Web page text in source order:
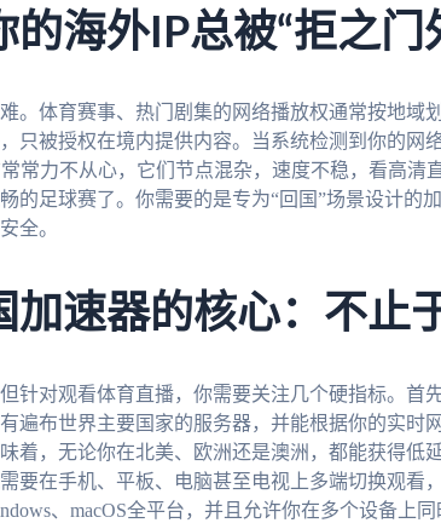
的海外IP总被“拒之门
。体育赛事、热门剧集的网络播放权通常按地域
只被授权在境内提供内容。当系统检测到你的网
常力不从心，它们节点混杂，速度不稳，看高清
的足球赛了。你需要的是专为“回国”场景设计的
全。
加速器的核心：不止
针对观看体育直播，你需要关注几个硬指标。首
遍布世界主要国家的服务器，并能根据你的实时
着，无论你在北美、欧洲还是澳洲，都能获得低
要在手机、平板、电脑甚至电视上多端切换观看
、macOS全平台，并且允许你在多个设备上